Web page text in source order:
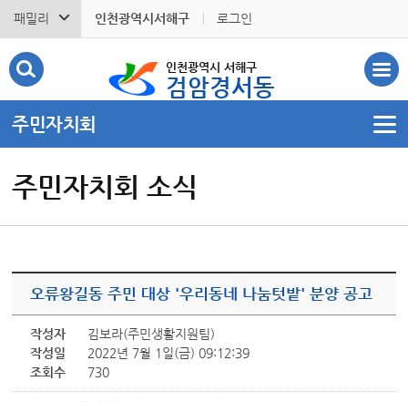
패밀리 인천광역시서해구 로그인
인천광역시 서해구
검암경서동
주민자치회
주민자치회 소식
오류왕길동 주민 대상 '우리동네 나눔텃밭' 분양 공고
작성자
김보라(주민생활지원팀)
작성일
2022년 7월 1일(금) 09:12:39
조회수
730